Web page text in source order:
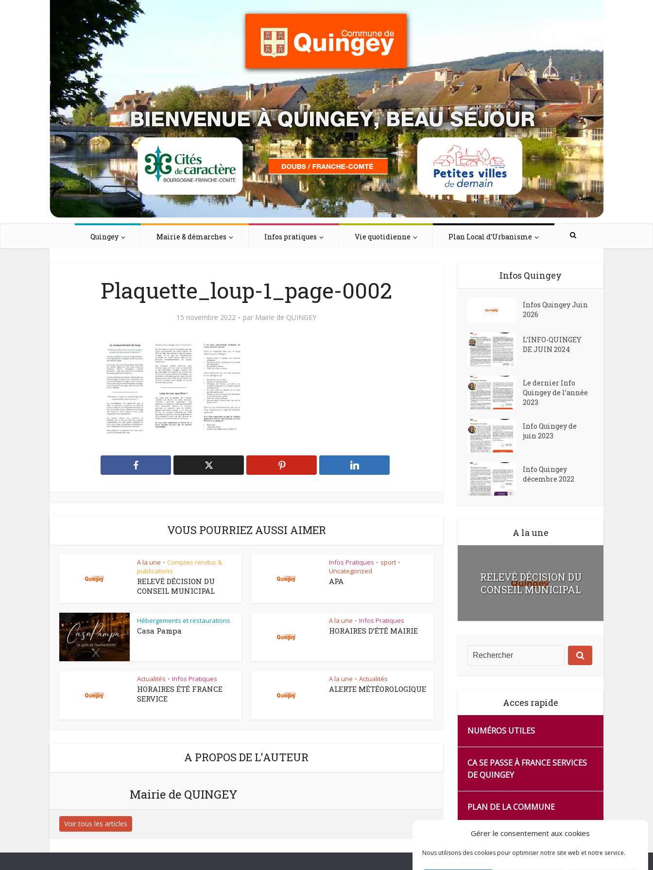
Gérer le consentement aux cookies
Nous utilisons des cookies pour optimiser notre site web et notre service.
Quingey Mairie & démarches Infos pratiques Vie quotidienne Plan Local d’Urbanisme
Plaquette_loup-1_page-0002
15 novembre 2022 par Mairie de QUINGEY
VOUS POURRIEZ AUSSI AIMER
A la une • Comptes rendus &
publications
RELEVÉ DÉCISION DU
CONSEIL MUNICIPAL
Infos Pratiques • sport •
Uncategorized
APA
Hébergements et restaurations
Casa Pampa
A la une • Infos Pratiques
HORAIRES D’ÉTÉ MAIRIE
Actualités • Infos Pratiques
HORAIRES ÉTÉ FRANCE
SERVICE
A la une • Actualités
ALERTE MÉTÉOROLOGIQUE
A PROPOS DE L'AUTEUR
Mairie de QUINGEY
Voir tous les articles
Infos Quingey
Infos Quingey Juin
2026
L’INFO-QUINGEY
DE JUIN 2024
Le dernier Info
Quingey de l’année
2023
Info Quingey de
juin 2023
Info Quingey
décembre 2022
A la une
RELEVÉ DÉCISION DU
CONSEIL MUNICIPAL
Acces rapide
NUMÉROS UTILES
CA SE PASSE À FRANCE SERVICES
DE QUINGEY
PLAN DE LA COMMUNE